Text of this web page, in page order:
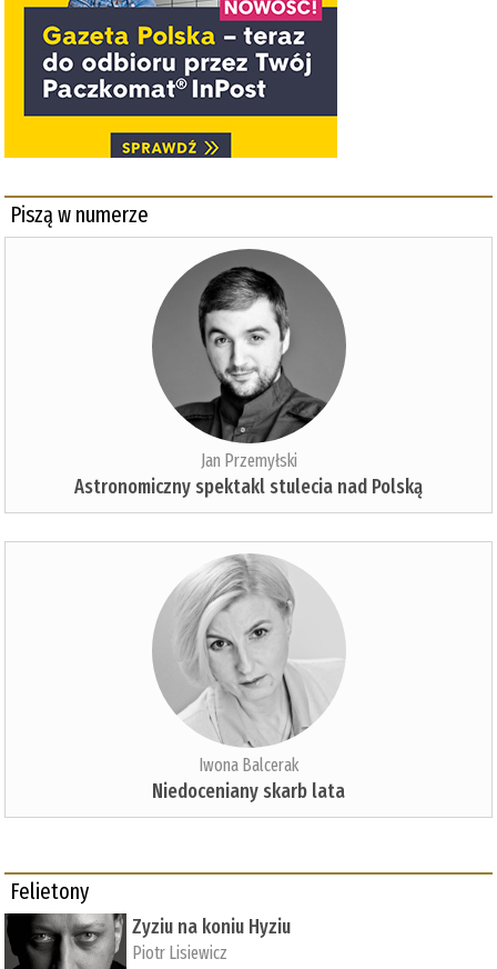
Piszą w numerze
Jan Przemyłski
Astronomiczny spektakl stulecia nad Polską
Iwona Balcerak
Niedoceniany skarb lata
Felietony
Zyziu na koniu Hyziu
Piotr Lisiewicz